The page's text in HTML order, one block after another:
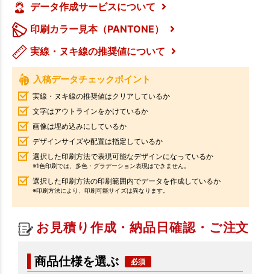
データ作成サービスについて
印刷カラー見本（PANTONE）
実線・ヌキ線の推奨値について
入稿データチェックポイント
実線・ヌキ線の推奨値はクリアしているか
文字はアウトラインをかけているか
画像は埋め込みにしているか
デザインサイズや配置は指定しているか
選択した印刷方法で表現可能なデザインになっているか
※1色印刷では、多色・グラデーション表現はできません。
選択した印刷方法の印刷範囲内でデータを作成しているか
※印刷方法により、印刷可能サイズは異なります。
お見積り作成・納品日確認・ご注文
商品仕様を選ぶ